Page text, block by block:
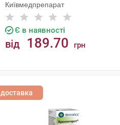
Київмедпрепарат
Є в наявності
від 189.70 грн
доставка